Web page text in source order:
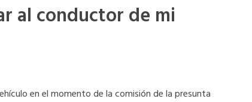
al conductor de mi
en el momento de la comisión de la presunta